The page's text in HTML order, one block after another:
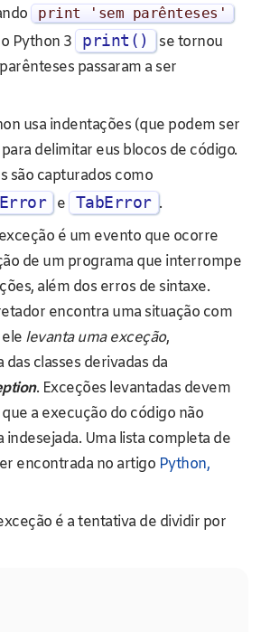
print 'sem parênteses'
Python 3 print()
se tornou
passaram a ser
usa indentações (que podem ser
delimitar eus blocos de código.
são capturados como
e TabError .
é um evento que ocorre
de um programa que interrompe
além dos erros de sintaxe.
encontra uma situação com
levanta uma exceção,
classes derivadas da
. Exceções levantadas devem
a execução do código não
Uma lista completa de
encontrada no artigo Python,
é a tentativa de dividir por